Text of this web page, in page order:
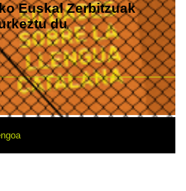
Euskal Zerbitzuak
du